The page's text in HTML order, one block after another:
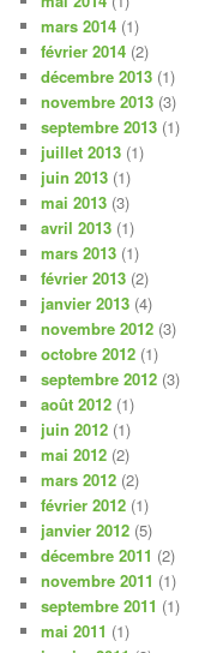
mars 2014 (1)
février 2014 (2)
décembre 2013 (1)
novembre 2013 (3)
septembre 2013 (1)
juillet 2013 (1)
juin 2013 (1)
mai 2013 (3)
avril 2013 (1)
mars 2013 (1)
février 2013 (2)
janvier 2013 (4)
novembre 2012 (3)
octobre 2012 (1)
septembre 2012 (3)
août 2012 (1)
juin 2012 (1)
mai 2012 (2)
mars 2012 (2)
février 2012 (1)
janvier 2012 (5)
décembre 2011 (2)
novembre 2011 (1)
septembre 2011 (1)
mai 2011 (1)